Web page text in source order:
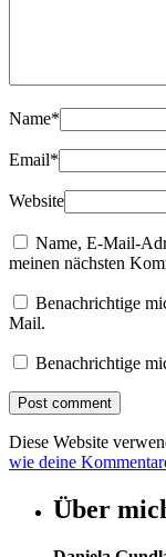
Name*
Email*
Website
Name, E-Mail-
meinen nächsten
Benachrichtige
Mail.
Benachrichtige
Diese Website
wie deine
Über